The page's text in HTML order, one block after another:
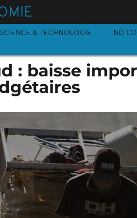
SCIENCE & TECHNOLOGIE NO
: baisse